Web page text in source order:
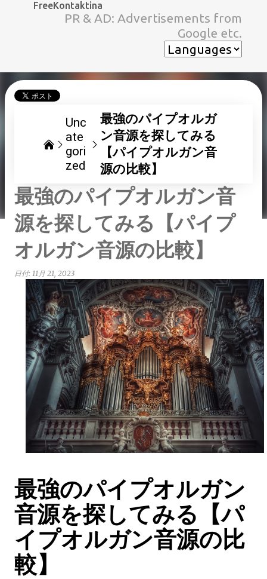
スキップしてメイン コンテンツに移動
FreeKontaktina
PR & AD: Advertisements from
Google etc.
Unc
ate
gori
zed
最強のパイプオルガ
ン音源を探してみる
【パイプオルガン音
源の比較】
最強のパイプオルガン音
源を探してみる【パイプ
オルガン音源の比較】
日付: 11月 21, 2023
最強のパイプオルガン
音源を探してみる【パ
イプオルガン音源の比
較】